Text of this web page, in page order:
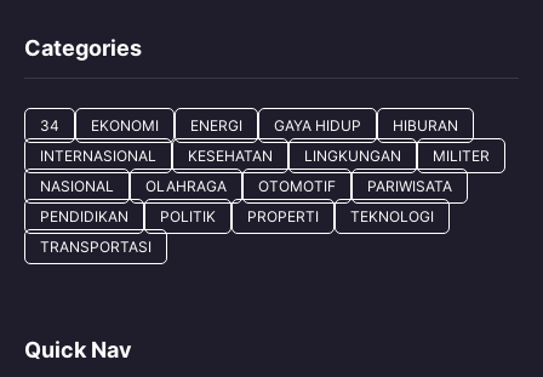
Categories
34 EKONOMI ENERGI GAYA HIDUP
HIBURAN
INTERNASIONAL
KESEHATAN LINGKUNGAN
MILITER
NASIONAL
OLAHRAGA OTOMOTIF
PARIWISATA
PENDIDIKAN
POLITIK PROPERTI
TEKNOLOGI
TRANSPORTASI
Quick Nav